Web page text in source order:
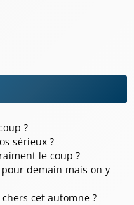
?
sérieux ?
le coup ?
pour demain mais on y
cet automne ?